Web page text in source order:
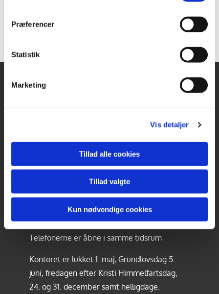
Præferencer
Statistik
Marketing
Vis detaljer
Tillad alle cookies
Tillad valgte
Kun nødvendige cookies
4100 Ringsted
CVR 42939617
ringsted.sogn@km.dk
Kontoret har åbent hverdage kl. 10-13
Telefonerne er åbne i samme tidsrum
Kontoret er lukket 1. maj, Grundlovsdag 5.
juni, fredagen efter Kristi Himmelfartsdag,
24. og 31. december samt helligdage.